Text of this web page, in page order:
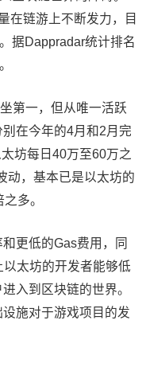
在链游上不断发力，目
据Dappradar统计排名
第一，但从唯一活跃
在今年的4月和2月完
坊每日40万至60万之
动，基本已是以太坊的
多。
更低的Gas费用，同
太坊的开发者能够低
入到区块链的世界。
施对于游戏项目的发